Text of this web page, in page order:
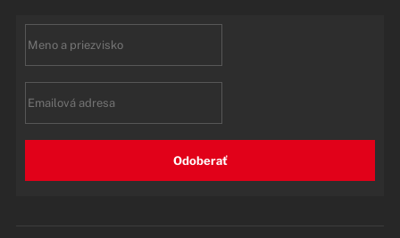
Odoberať